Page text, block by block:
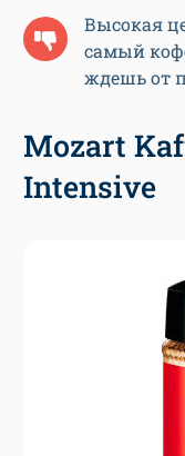
Высокая
самый
ждешь от
Mozart
Intensive